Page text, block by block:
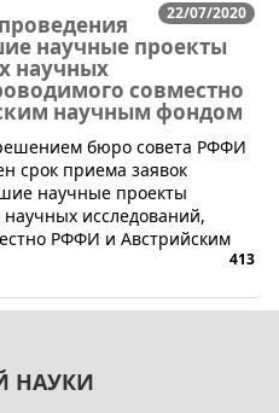
22/07/2020
научные проекты
научных
совместно
научным фондом
бюро совета РФФИ
срок приема заявок
научные проекты
исследований,
РФФИ и Австрийским
413
НАУКИ